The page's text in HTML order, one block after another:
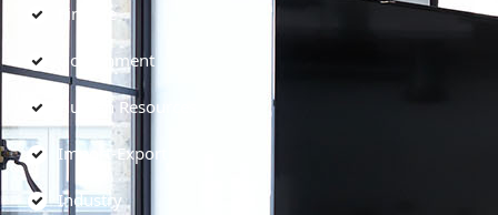
Finance
Government
Human Resources
Import-Export
Industry